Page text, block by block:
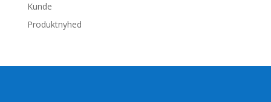
Kunde
Produktnyhed